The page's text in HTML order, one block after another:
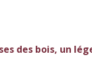
des bois, un